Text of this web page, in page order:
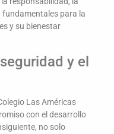
fundamentales para la
y su bienestar
y el
Las Américas
con el desarrollo
no solo